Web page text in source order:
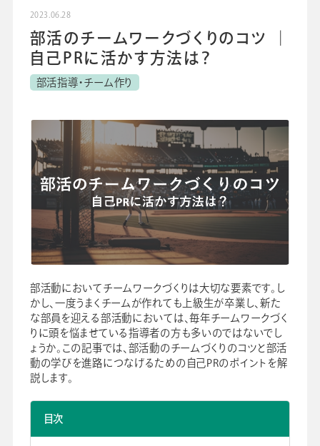
よくあるご質問
校長・副校長インタビュー
導入校向けデータベース
採用情報
2023.06.28
部活のチームワークづくりのコツ ｜
自己PRに活かす方法は？
部活指導・チーム作り
部活動においてチームワークづくりは大切な要素です。し
かし、一度うまくチームが作れても上級生が卒業し、新た
な部員を迎える部活動においては、毎年チームワークづく
りに頭を悩ませている指導者の方も多いのではないでし
ょうか。この記事では、部活動のチームづくりのコツと部活
動の学びを進路につなげるための自己PRのポイントを解
説します。
目次